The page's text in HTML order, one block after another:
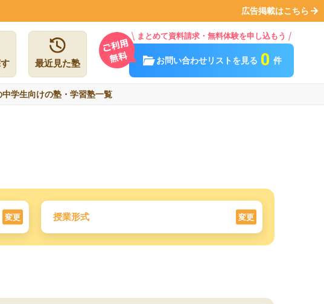
広告掲載はこちら
最近見た塾
まとめて資料請求・無料体験を申し込もう
お問い合わせリストを見る 0 件
中学生向けの塾・学習塾一覧
変更 授業形式 変更